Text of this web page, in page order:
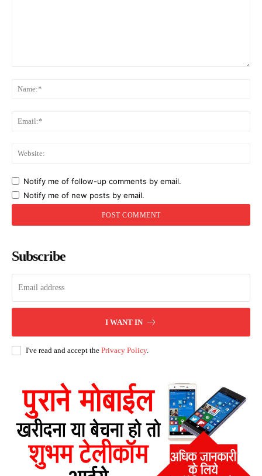
Notify me of follow-up comments by email.
Notify me of new posts by email.
Subscribe
I WANT IN
I've read and accept the Privacy Policy.